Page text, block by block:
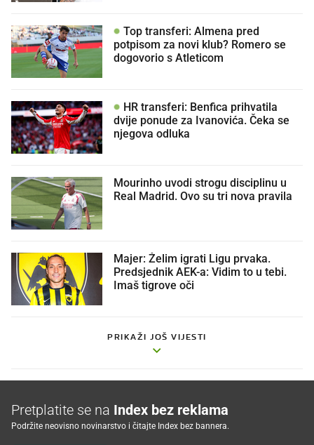
Top transferi: Almena pred
potpisom za novi klub? Romero se
dogovorio s Atleticom
HR transferi: Benfica prihvatila
dvije ponude za Ivanovića. Čeka se
njegova odluka
Mourinho uvodi strogu disciplinu u
Real Madrid. Ovo su tri nova pravila
Majer: Želim igrati Ligu prvaka.
Predsjednik AEK-a: Vidim to u tebi.
Imaš tigrove oči
PRIKAŽI JOŠ VIJESTI
Pretplatite se na Index bez reklama
Podržite neovisno novinarstvo i čitajte Index bez bannera.